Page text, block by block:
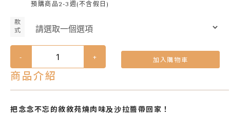
預購商品2-3週(不含假日)
款
式
- + 加入購物車
商品介紹
把念念不忘的敘敘苑燒肉味及沙拉醬帶回家！